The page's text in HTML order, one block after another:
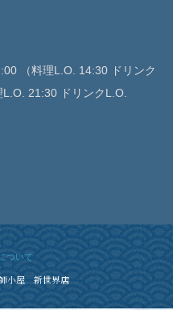
（料理L.O. 14:30 ドリンク
21:30 ドリンクL.O.
ついて
小屋 新世界店